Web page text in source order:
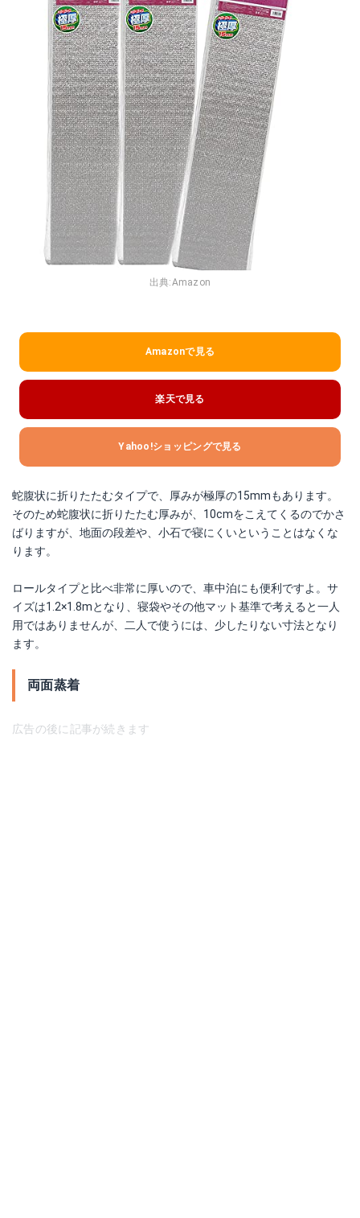
出典:Amazon
Amazonで見る
楽天で見る
Yahoo!ショッピングで見る
蛇腹状に折りたたむタイプで、厚みが極厚の15mmもあります。
そのため蛇腹状に折りたたむ厚みが、10cmをこえてくるのでかさ
ばりますが、地面の段差や、小石で寝にくいということはなくな
ります。
ロールタイプと比べ非常に厚いので、車中泊にも便利ですよ。サ
イズは1.2×1.8mとなり、寝袋やその他マット基準で考えると一人
用ではありませんが、二人で使うには、少したりない寸法となり
ます。
両面蒸着
広告の後に記事が続きます